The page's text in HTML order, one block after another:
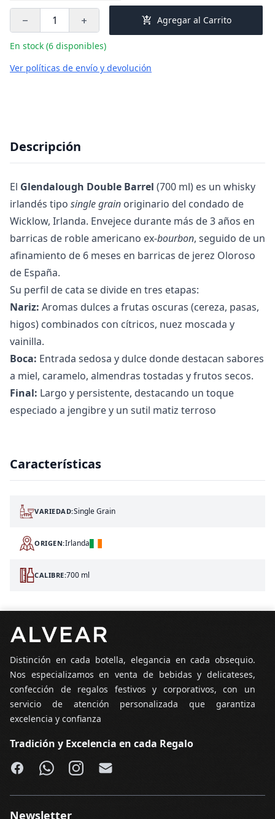
remove add add_shopping_cart Agregar al Carrito
En stock (6 disponibles)
Ver políticas de envío y devolución
Descripción
El Glendalough Double Barrel (700 ml) es un whisky
irlandés tipo single grain originario del condado de
Wicklow, Irlanda. Envejece durante más de 3 años en
barricas de roble americano ex-bourbon, seguido de un
afinamiento de 6 meses en barricas de jerez Oloroso
de España.
Su perfil de cata se divide en tres etapas:
Nariz: Aromas dulces a frutas oscuras (cereza, pasas,
higos) combinados con cítricos, nuez moscada y
vainilla.
Boca: Entrada sedosa y dulce donde destacan sabores
a miel, caramelo, almendras tostadas y frutos secos.
Final: Largo y persistente, destacando un toque
especiado a jengibre y un sutil matiz terroso
Características
VARIEDAD:Single Grain
ORIGEN:Irlanda
CALIBRE:700 ml
Distinción en cada botella, elegancia en cada obsequio.
Nos especializamos en venta de bebidas y delicateses,
confección de regalos festivos y corporativos, con un
servicio de atención personalizada que garantiza
excelencia y confianza
Tradición y Excelencia en cada Regalo
Facebook
WhatsApp
Instagram
Email
Newsletter